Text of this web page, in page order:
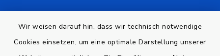
Wir weisen darauf hin, dass wir technisch notwendige
Cookies einsetzen, um eine optimale Darstellung unserer
Datenschutz